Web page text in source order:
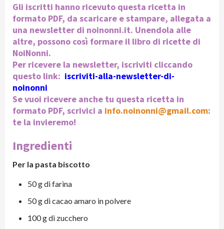
Gli iscritti hanno ricevuto questa ricetta in
formato PDF, da scaricare e stampare, allegata a
una newsletter di noinonni.it. Unendola alle
altre, possono così formare il libro di ricette di
NoiNonni.
Per ricevere la newsletter, iscriviti cliccando
questo link: iscriviti-alla-newsletter-di-
noinonni
Se vuoi ricevere anche tu questa ricetta in
formato PDF, scrivici a info.noinonni@gmail.com:
te la invieremo!
Ingredienti
Per la pasta biscotto
50 g di farina
50 g di cacao amaro in polvere
100 g di zucchero